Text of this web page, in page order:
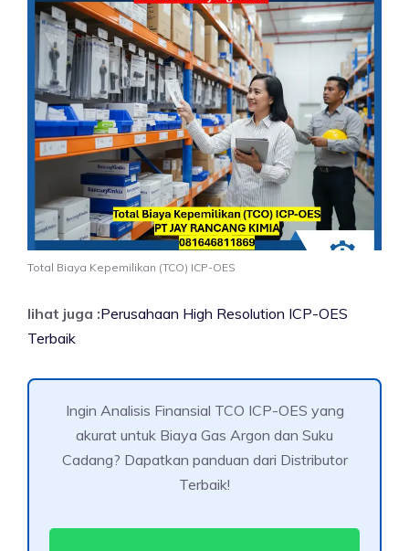
Total Biaya Kepemilikan (TCO) ICP-OES
lihat juga :Perusahaan High Resolution ICP-OES
Terbaik
Ingin Analisis Finansial TCO ICP-OES yang
akurat untuk Biaya Gas Argon dan Suku
Cadang? Dapatkan panduan dari Distributor
Terbaik!